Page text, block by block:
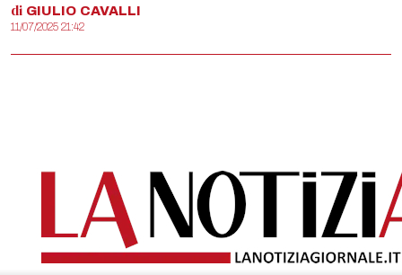
di GIULIO CAVALLI
11/07/2025 21:42